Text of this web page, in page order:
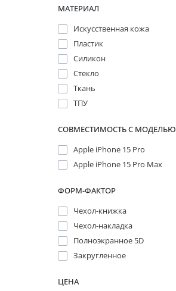
МАТЕРИАЛ
Искусственная кожа
Пластик
Силикон
Стекло
Ткань
ТПУ
СОВМЕСТИМОСТЬ С МОДЕЛЬЮ
Apple iPhone 15 Pro
Apple iPhone 15 Pro Max
ФОРМ-ФАКТОР
Чехол-книжка
Чехол-накладка
Полноэкранное 5D
Закругленное
ЦЕНА